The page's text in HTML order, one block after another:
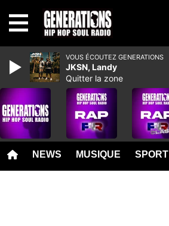
NEWS MUSIQUE SPORT
VOUS ÉCOUTEZ GENERATIONS
JKSN, Landy
Quitter la zone